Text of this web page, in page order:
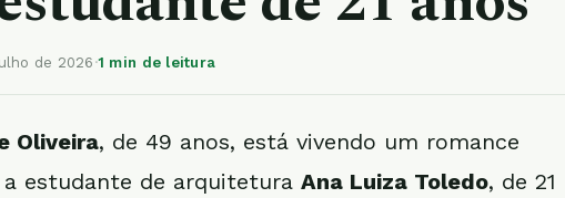
de 2026 ·1 min de leitura
Oliveira, de 49 anos, está vivendo um romance
estudante de arquitetura Ana Luiza Toledo, de 21